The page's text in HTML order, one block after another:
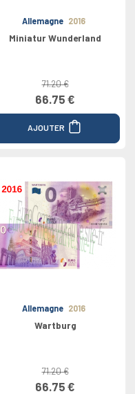
Allemagne 2016
Miniatur Wunderland
71.20 €
66.75 €
AJOUTER
Allemagne 2016
Wartburg
71.20 €
66.75 €